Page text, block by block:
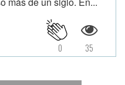
35
0